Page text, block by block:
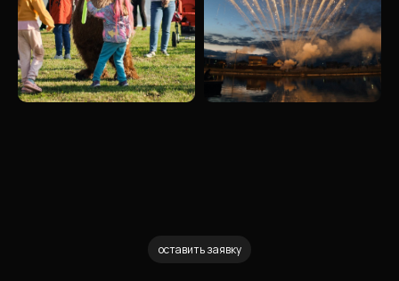
оставить заявку